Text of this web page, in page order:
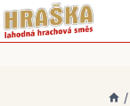
Přeskočit
na
/